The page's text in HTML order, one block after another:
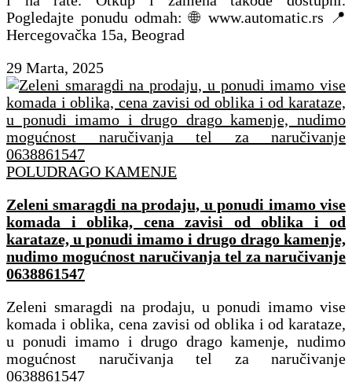
Pogledajte ponudu odmah: 🌐 www.automatic.rs 📍
Hercegovačka 15a, Beograd
29 Marta, 2025
POLUDRAGO KAMENJE
Zeleni smaragdi na prodaju, u ponudi imamo vise
komada i oblika, cena zavisi od oblika i od
karataze, u ponudi imamo i drugo drago kamenje,
nudimo mogućnost naručivanja tel za naručivanje
0638861547
Zeleni smaragdi na prodaju, u ponudi imamo vise
komada i oblika, cena zavisi od oblika i od karataze,
u ponudi imamo i drugo drago kamenje, nudimo
mogućnost naručivanja tel za naručivanje
0638861547